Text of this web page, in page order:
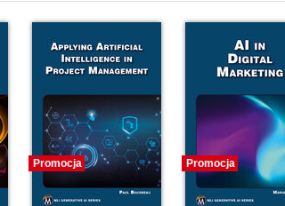
Promocja Promocja